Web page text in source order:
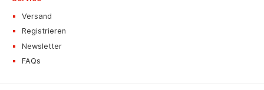
Versand
Registrieren
Newsletter
FAQs